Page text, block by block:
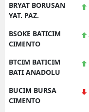
BRYAT BORUSAN
YAT. PAZ.
BSOKE BATICIM
CIMENTO
BTCIM BATICIM
BATI ANADOLU
BUCIM BURSA
CIMENTO